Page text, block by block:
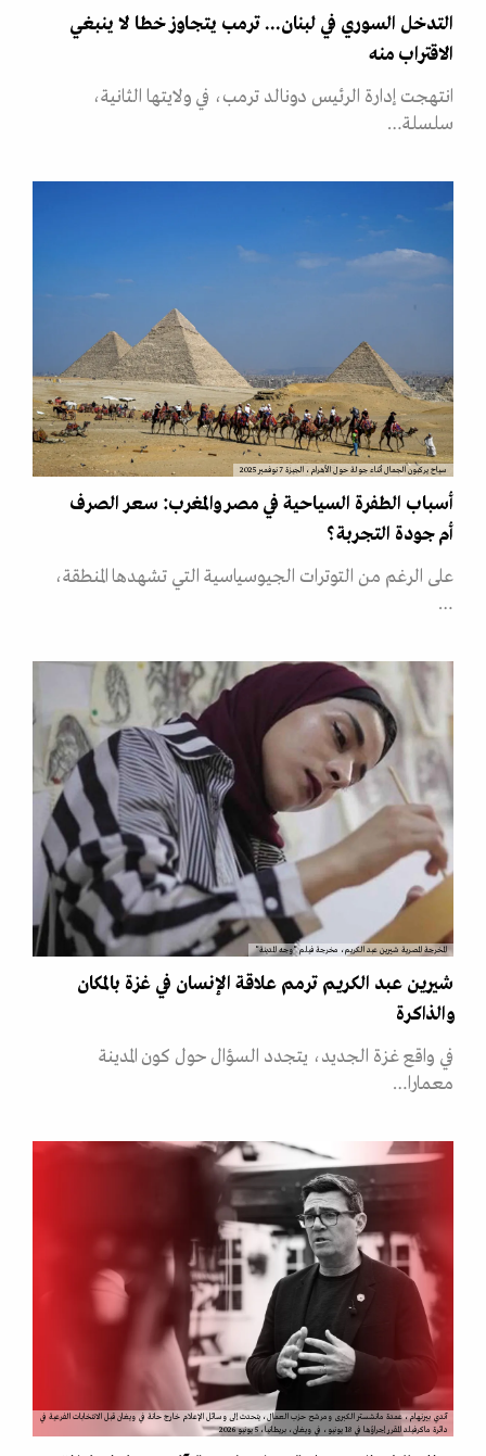
التدخل السوري في لبنان... ترمب يتجاوز خطا لا ينبغي
الاقتراب منه
انتهجت إدارة الرئيس دونالد ترمب، في ولايتها الثانية،
سلسلة…
سياح يركبون الجمال أثناء جولة حول الأهرام، الجيزة 7 نوفمبر 2025
أسباب الطفرة السياحية في مصر والمغرب: سعر الصرف
أم جودة التجربة؟
على الرغم من التوترات الجيوسياسية التي تشهدها المنطقة،
…
المخرجة المصرية شيرين عبد الكريم، مخرجة فيلم "وجه المدينة"
شيرين عبد الكريم ترمم علاقة الإنسان في غزة بالمكان
والذاكرة
في واقع غزة الجديد، يتجدد السؤال حول كون المدينة
معمارا…
آندي بيرنهام، عمدة مانشستر الكبرى ومرشح حزب العمال، يتحدث إلى وسائل الإعلام خارج حانة في ويغان قبل الانتخابات الفرعية في
دائرة ماكرفيلد المقرر إجراؤها في 18 يونيو، في ويغان، بريطانيا، 5 يونيو 2026